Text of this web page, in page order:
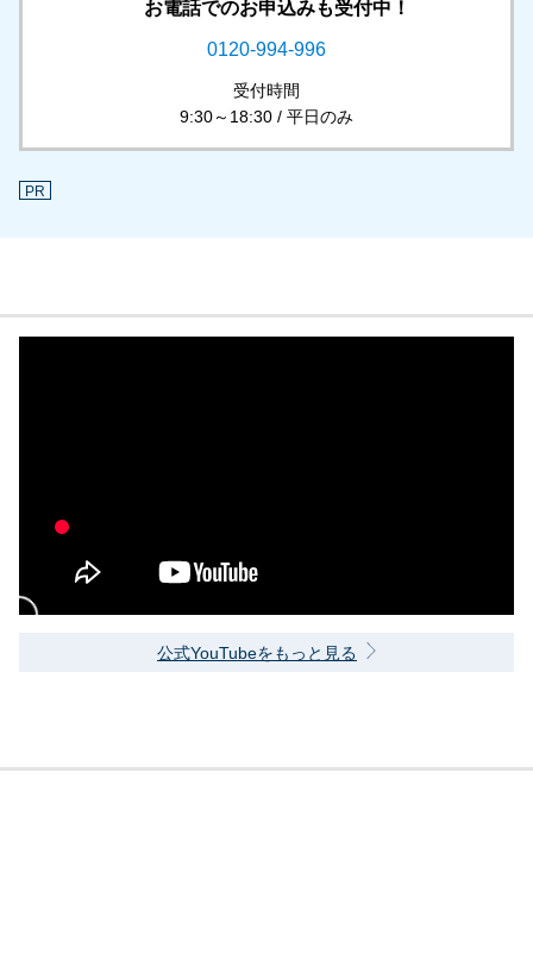
お電話でのお申込みも受付中！
0120-994-996
受付時間
9:30～18:30 / 平日のみ
PR
公式YouTubeをもっと見る